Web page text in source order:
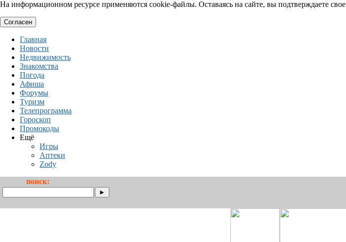
На информационном ресурсе применяются cookie-файлы. Оставаясь на сайте, вы подтверждаете свое
Согласен
Главная
Новости
Недвижимость
Знакомства
Погода
Афиша
Форумы
Туризм
Телепрограмма
Гороскоп
Промокоды
Ещё
Игры
Аптеки
Zody
поиск: